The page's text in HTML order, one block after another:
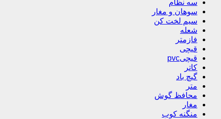
سه نظام
سوهان و مغار
سیم لخت کن
شعله
فازمتر
قیچی
قیچیpvc
کاتر
گیچ باد
متر
محافظ گوش
مغار
منگنه کوب